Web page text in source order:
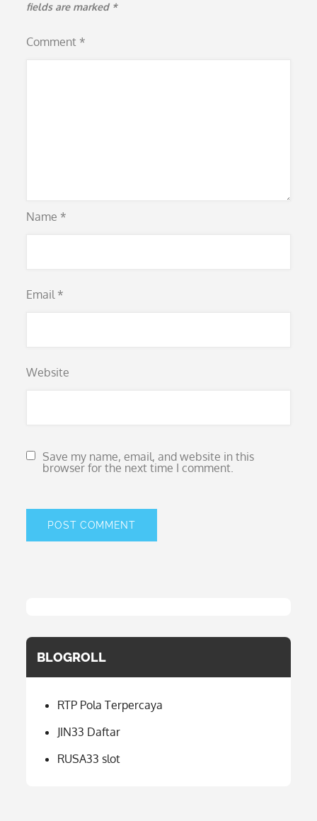
fields are marked *
Comment *
Name *
Email *
Website
Save my name, email, and website in this
browser for the next time I comment.
BLOGROLL
RTP Pola Terpercaya
JIN33 Daftar
RUSA33 slot